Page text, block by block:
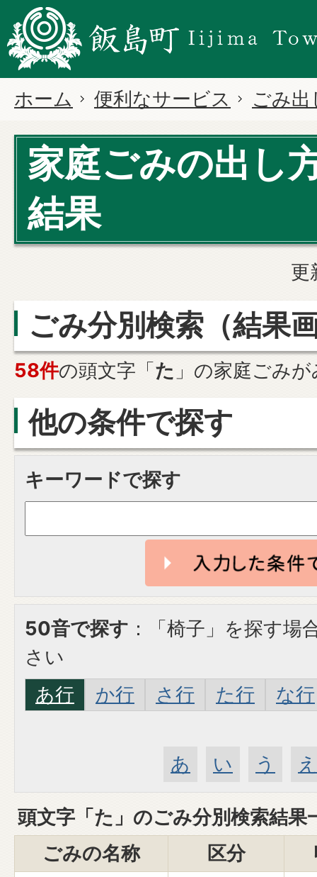
ホーム 便利なサービス ごみ出
家庭ごみの出し
結果
更
ごみ分別検索 （結果
58件の頭文字「た 」の家庭ごみが
他の条件で探す
キーワードで探す
50音で探す ：「椅子」を探す場
さい
あ行
か行 さ行 た行 な行
あ い う え
頭文字「 た 」のごみ分別検索結果
ごみの名称
区分